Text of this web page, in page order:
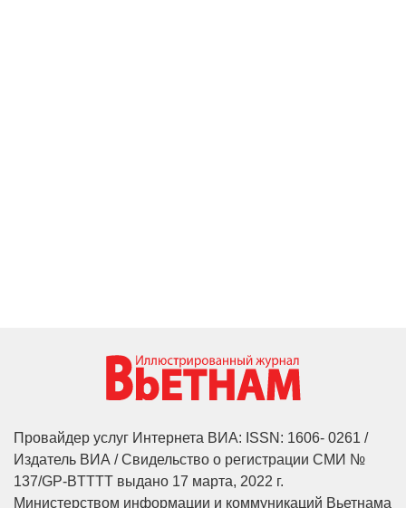
Провайдер услуг Интернета ВИА: ISSN: 1606- 0261 /
Издатель ВИА / Свидельство о регистрации СМИ №
137/GP-BTTTT выдано 17 марта, 2022 г.
Министерством информации и коммуникаций Вьетнама